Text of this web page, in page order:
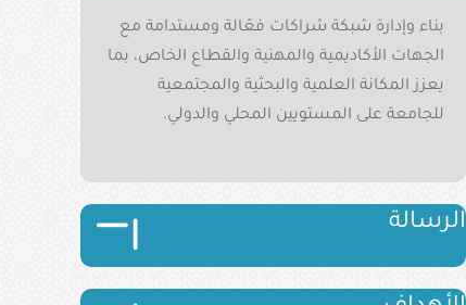
بناء وإدارة شبكة شراكات فعّالة ومستدامة مع
الجهات الأكاديمية والمهنية والقطاع الخاص، بما
يعزز المكانة العلمية والبحثية والمجتمعية
للجامعة على المستويين المحلي والدولي.
الرسالة